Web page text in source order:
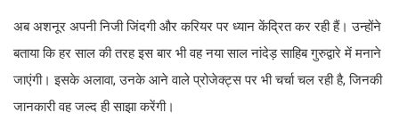
अब अशनूर अपनी निजी जिंदगी और करियर पर ध्यान केंद्रित कर रही हैं। उन्होंने
बताया कि हर साल की तरह इस बार भी वह नया साल नांदेड़ साहिब गुरुद्वारे में मनाने
जाएंगी। इसके अलावा, उनके आने वाले प्रोजेक्ट्स पर भी चर्चा चल रही है, जिनकी
जानकारी वह जल्द ही साझा करेंगी।